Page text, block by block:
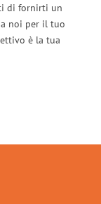
di fornirti un
noi per il tuo
è la tua